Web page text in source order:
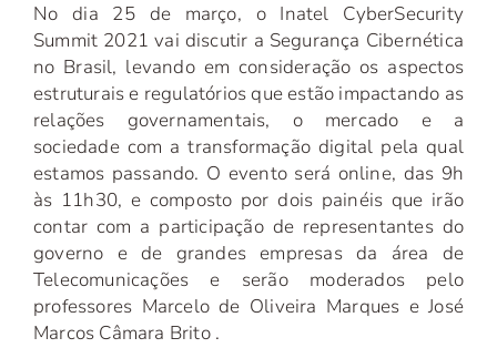
No dia 25 de março, o Inatel CyberSecurity
Summit 2021 vai discutir a Segurança Cibernética
no Brasil, levando em consideração os aspectos
estruturais e regulatórios que estão impactando as
relações governamentais, o mercado e a
sociedade com a transformação digital pela qual
estamos passando. O evento será online, das 9h
às 11h30, e composto por dois painéis que irão
contar com a participação de representantes do
governo e de grandes empresas da área de
Telecomunicações e serão moderados pelo
professores Marcelo de Oliveira Marques e José
Marcos Câmara Brito .